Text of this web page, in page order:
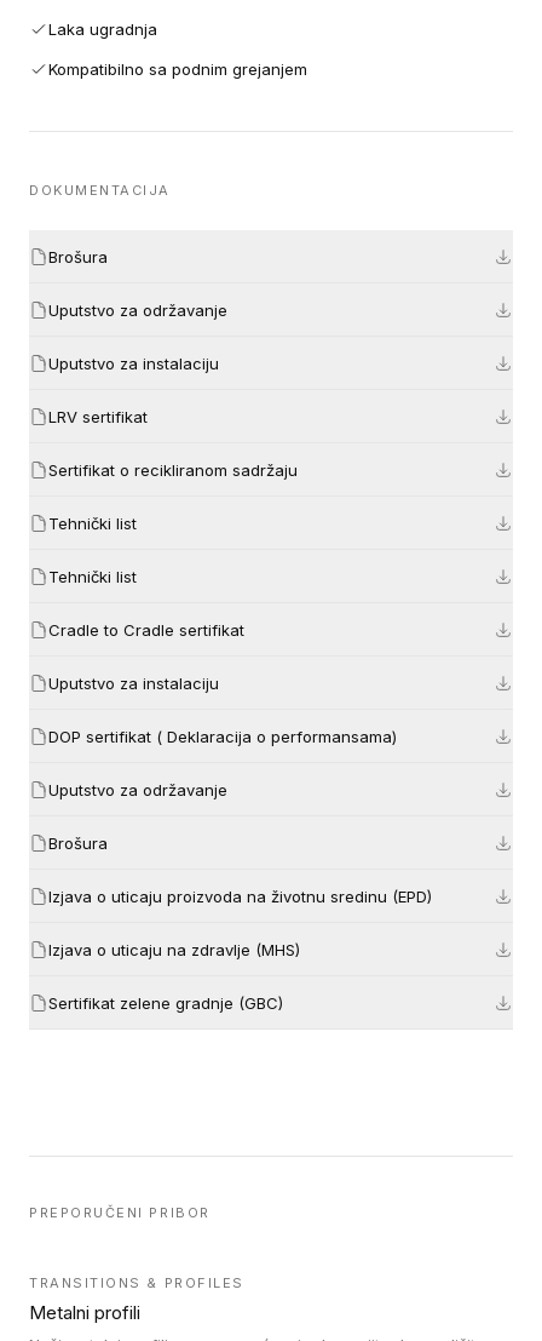
Laka ugradnja
Kompatibilno sa podnim grejanjem
DOKUMENTACIJA
Brošura
Uputstvo za održavanje
Uputstvo za instalaciju
LRV sertifikat
Sertifikat o recikliranom sadržaju
Tehnički list
Tehnički list
Cradle to Cradle sertifikat
Uputstvo za instalaciju
DOP sertifikat ( Deklaracija o performansama)
Uputstvo za održavanje
Brošura
Izjava o uticaju proizvoda na životnu sredinu (EPD)
Izjava o uticaju na zdravlje (MHS)
Sertifikat zelene gradnje (GBC)
PREPORUČENI PRIBOR
TRANSITIONS & PROFILES
Metalni profili